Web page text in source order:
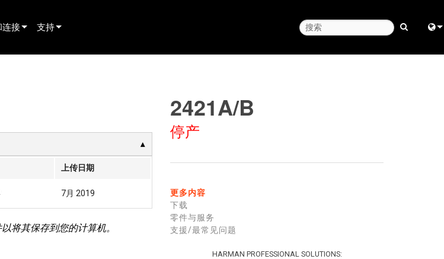
连接 支持
软件下载
固件下载
保修
产品登记
上传日期
7月 2019
将其保存到您的计算机。
2421A/B
停产
更多内容
下载
零件与服务
支援/最常见问题
HARMAN PROFESSIONAL SOLUTIONS: